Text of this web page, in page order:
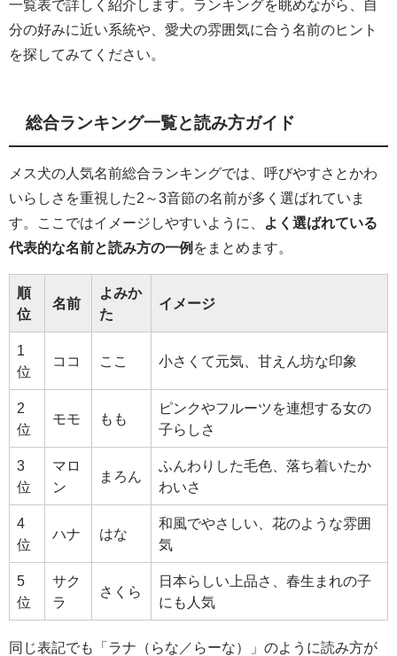
一覧表で詳しく紹介します。ランキングを眺めながら、自
分の好みに近い系統や、愛犬の雰囲気に合う名前のヒント
を探してみてください。
総合ランキング一覧と読み方ガイド
メス犬の人気名前総合ランキングでは、呼びやすさとかわ
いらしさを重視した2～3音節の名前が多く選ばれていま
す。ここではイメージしやすいように、
よく選ばれている
代表的な名前と読み方の一例 をまとめます。
順
位
名前
よみか
た
イメージ
1
位
ココ ここ 小さくて元気、甘えん坊な印象
2
位
モモ もも
ピンクやフルーツを連想する女の
子らしさ
3
位
マロ
ン
まろん
ふんわりした毛色、落ち着いたか
わいさ
4
位
ハナ はな
和風でやさしい、花のような雰囲
気
5
位
サク
ラ
さくら
日本らしい上品さ、春生まれの子
にも人気
同じ表記でも「ラナ（らな／らーな）」のように読み方が